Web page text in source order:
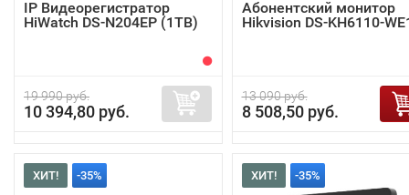
IP Видеорегистратор
HiWatch DS-N204EP (1TB)
19 990 руб.
10 394,80 руб.
Абонентский монитор
Hikvision DS-KH6110-
13 090 руб.
8 508,50 руб.
ХИТ! -35% ХИТ! -35%